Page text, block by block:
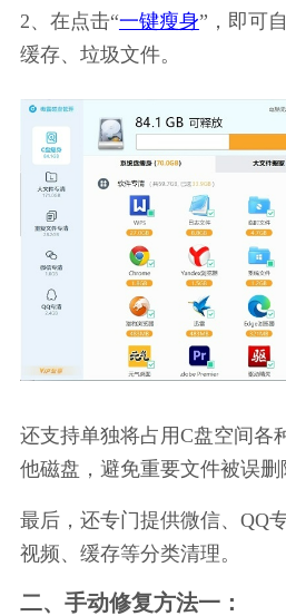
2、在点击“一键瘦身”，即可
缓存、垃圾文件。
还支持单独将占用C盘空间各
他磁盘，避免重要文件被误删
最后，还专门提供微信、QQ
视频、缓存等分类清理。
二、手动修复方法一：